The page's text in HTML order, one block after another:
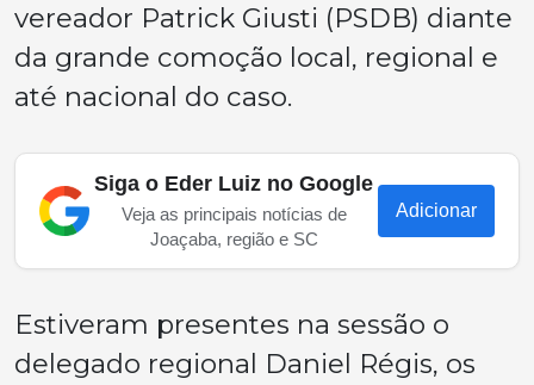
vereador Patrick Giusti (PSDB) diante
da grande comoção local, regional e
até nacional do caso.
Siga o Eder Luiz no Google
Veja as principais notícias de
Joaçaba, região e SC
Adicionar
Estiveram presentes na sessão o
delegado regional Daniel Régis, os